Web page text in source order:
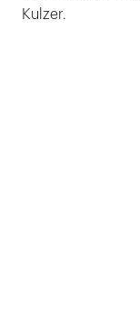
Kulzer.